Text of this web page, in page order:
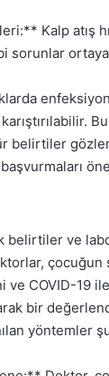
Kalp atış
sorunlar ortaya
belirtiler
belirtiler ve
çocuğun
ve COVID-19
bir
yöntemler